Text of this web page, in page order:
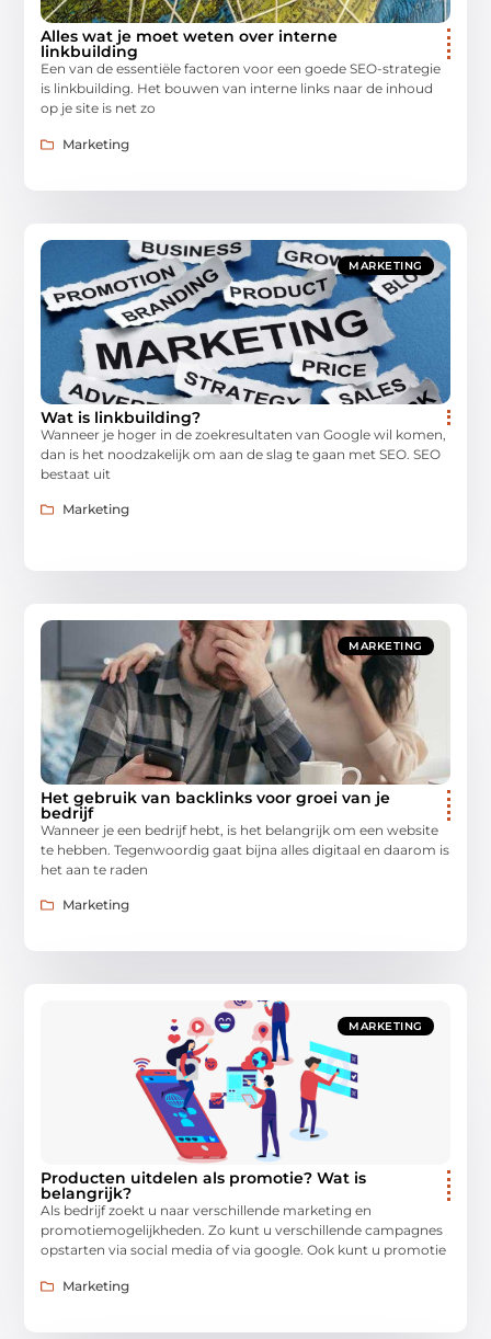
Alles wat je moet weten over interne
linkbuilding
Een van de essentiële factoren voor een goede SEO-strategie
is linkbuilding. Het bouwen van interne links naar de inhoud
op je site is net zo
Marketing
MARKETING
Wat is linkbuilding?
Wanneer je hoger in de zoekresultaten van Google wil komen,
dan is het noodzakelijk om aan de slag te gaan met SEO. SEO
bestaat uit
Marketing
MARKETING
Het gebruik van backlinks voor groei van je
bedrijf
Wanneer je een bedrijf hebt, is het belangrijk om een website
te hebben. Tegenwoordig gaat bijna alles digitaal en daarom is
het aan te raden
Marketing
MARKETING
Producten uitdelen als promotie? Wat is
belangrijk?
Als bedrijf zoekt u naar verschillende marketing en
promotiemogelijkheden. Zo kunt u verschillende campagnes
opstarten via social media of via google. Ook kunt u promotie
Marketing